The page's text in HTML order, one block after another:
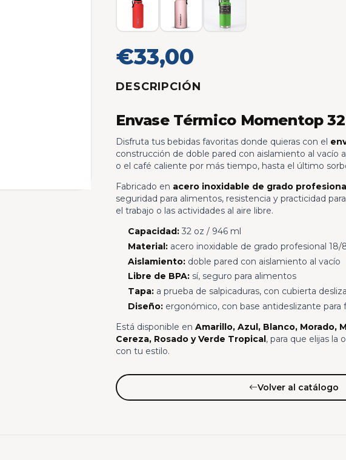
€33,00
DESCRIPCIÓN
Envase Térmico Momentop
Disfruta tus bebidas favoritas donde quieras con el
construcción de doble pared con aislamiento al vacío
o el café caliente por más tiempo, hasta el último
Fabricado en acero inoxidable de grado
seguridad para alimentos, resistencia y practicidad
el trabajo o las actividades al aire libre.
Capacidad:32 oz / 946 ml
Material:acero inoxidable de grado profesional 18/
Aislamiento:doble pared con aislamiento al vacío
Libre de BPA:sí, seguro para alimentos
Tapa:a prueba de salpicaduras, con cubierta
Diseño:ergonómico, con base antideslizante para
Está disponible en Amarillo, Azul, Blanco, Morado,
Cereza, Rosado y Verde Tropical, para que elijas la
con tu estilo.
Volver al catálogo